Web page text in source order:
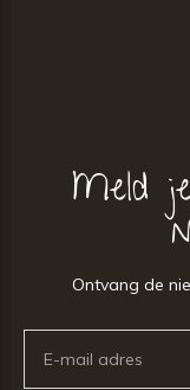
Meld
Ontvang de